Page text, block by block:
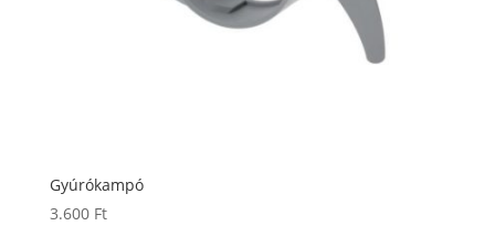
Gyúrókampó
3.600 Ft